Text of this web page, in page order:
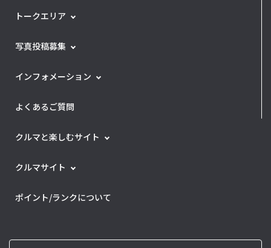
トークエリア
写真投稿募集
インフォメーション
よくあるご質問
クルマと楽しむサイト
クルマサイト
ポイント/ランクについて